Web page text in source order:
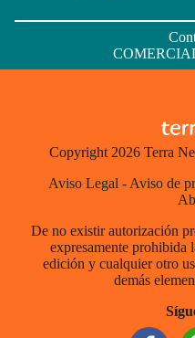
Copyright 2026 Terra
Aviso Legal - Aviso de
De no existir autorización
expresamente prohibida
edición y cualquier otro
demás